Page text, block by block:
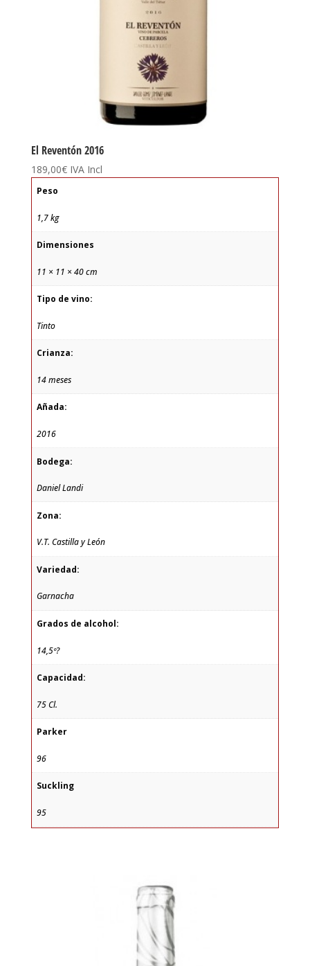
El Reventón 2016
189,00€ IVA Incl
Peso
1,7 kg
Dimensiones
11 × 11 × 40 cm
Tipo de vino:
Tinto
Crianza:
14 meses
Añada:
2016
Bodega:
Daniel Landi
Zona:
V.T. Castilla y León
Variedad:
Garnacha
Grados de alcohol:
14,5º?
Capacidad:
75 Cl.
Parker
96
Suckling
95